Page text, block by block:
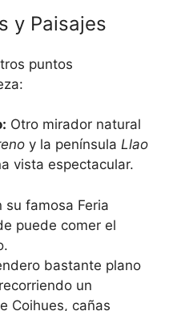
y Paisajes
puntos
Otro mirador natural
y la península Llao
vista espectacular.
su famosa Feria
puede comer el
bastante plano
un
Coihues, cañas